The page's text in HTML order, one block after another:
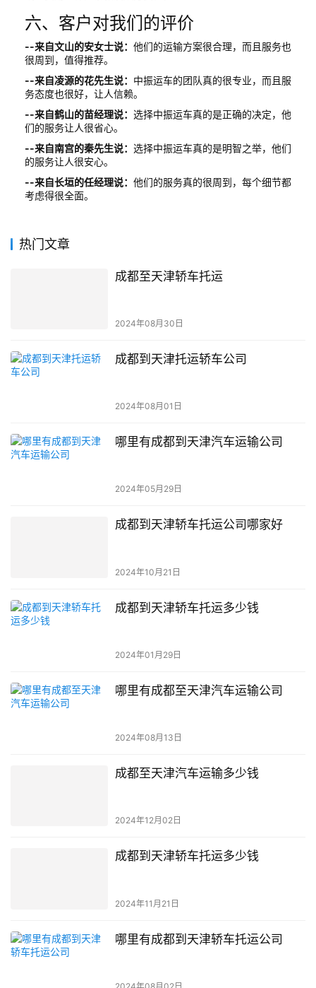
六、客户对我们的评价
--来自文山的安女士说： 他们的运输方案很合理，而且服务也
很周到，值得推荐。
--来自凌源的花先生说： 中振运车的团队真的很专业，而且服
务态度也很好，让人信赖。
--来自鹤山的苗经理说： 选择中振运车真的是正确的决定，他
们的服务让人很省心。
--来自南宫的秦先生说： 选择中振运车真的是明智之举，他们
的服务让人很安心。
--来自长垣的任经理说： 他们的服务真的很周到，每个细节都
考虑得很全面。
热门文章
成都至天津轿车托运
2024年08月30日
成都到天津托运轿车公司
2024年08月01日
哪里有成都到天津汽车运输公司
2024年05月29日
成都到天津轿车托运公司哪家好
2024年10月21日
成都到天津轿车托运多少钱
2024年01月29日
哪里有成都至天津汽车运输公司
2024年08月13日
成都至天津汽车运输多少钱
2024年12月02日
成都到天津轿车托运多少钱
2024年11月21日
哪里有成都到天津轿车托运公司